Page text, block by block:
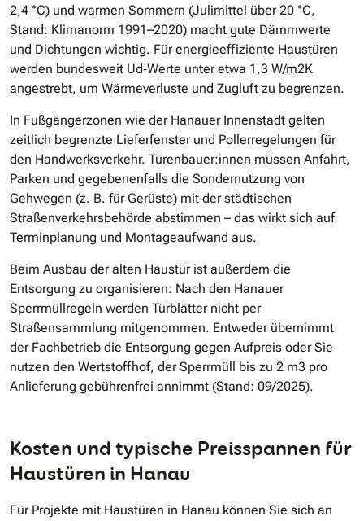
2,4 °C) und warmen Sommern (Julimittel über 20 °C,
Stand: Klimanorm 1991–2020) macht gute Dämmwerte
und Dichtungen wichtig. Für energieeffiziente Haustüren
werden bundesweit Ud‐Werte unter etwa 1,3 W/m2K
angestrebt, um Wärmeverluste und Zugluft zu begrenzen.
In Fußgängerzonen wie der Hanauer Innenstadt gelten
zeitlich begrenzte Lieferfenster und Pollerregelungen für
den Handwerksverkehr. Türenbauer:innen müssen Anfahrt,
Parken und gegebenenfalls die Sondernutzung von
Gehwegen (z. B. für Gerüste) mit der städtischen
Straßenverkehrsbehörde abstimmen – das wirkt sich auf
Terminplanung und Montageaufwand aus.
Beim Ausbau der alten Haustür ist außerdem die
Entsorgung zu organisieren: Nach den Hanauer
Sperrmüllregeln werden Türblätter nicht per
Straßensammlung mitgenommen. Entweder übernimmt
der Fachbetrieb die Entsorgung gegen Aufpreis oder Sie
nutzen den Wertstoffhof, der Sperrmüll bis zu 2 m3 pro
Anlieferung gebührenfrei annimmt (Stand: 09/2025).
Kosten und typische Preisspannen für
Haustüren in Hanau
Für Projekte mit Haustüren in Hanau können Sie sich an